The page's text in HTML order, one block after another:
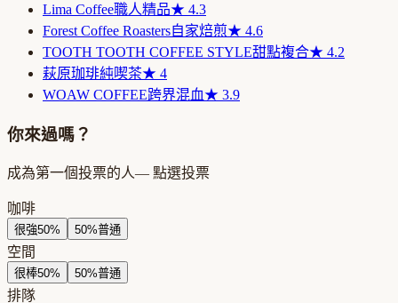
Lima Coffee職人精品★ 4.3
Forest Coffee Roasters自家焙煎★ 4.6
TOOTH TOOTH COFFEE STYLE甜點複合★ 4.2
萩原珈琲純喫茶★ 4
WOAW COFFEE跨界混血★ 3.9
你來過嗎？
成為第一個投票的人— 點選投票
咖啡
很強50% 50%普通
空間
很棒50% 50%普通
排隊